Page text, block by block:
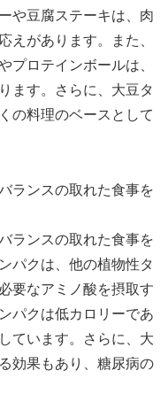
や豆腐ステーキは、肉
えがあります。また、
プロテインボールは、
ます。さらに、大豆タ
の料理のベースとして
ランスの取れた食事を
ランスの取れた食事を
パクは、他の植物性タ
要なアミノ酸を摂取す
パクは低カロリーであ
ています。さらに、大
効果もあり、糖尿病の